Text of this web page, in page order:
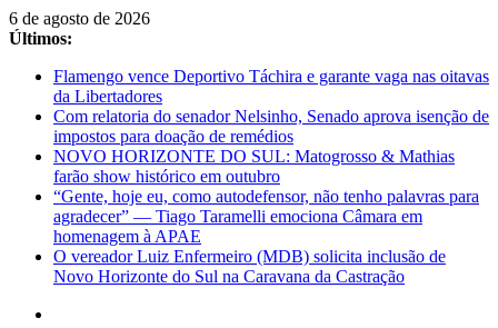
Pular
para
conteúdo
6 de agosto de 2026
Últimos:
Flamengo vence Deportivo Táchira e garante vaga nas oitavas
da Libertadores
Com relatoria do senador Nelsinho, Senado aprova isenção de
impostos para doação de remédios
NOVO HORIZONTE DO SUL: Matogrosso & Mathias
farão show histórico em outubro
“Gente, hoje eu, como autodefensor, não tenho palavras para
agradecer” — Tiago Taramelli emociona Câmara em
homenagem à APAE
O vereador Luiz Enfermeiro (MDB) solicita inclusão de
Novo Horizonte do Sul na Caravana da Castração